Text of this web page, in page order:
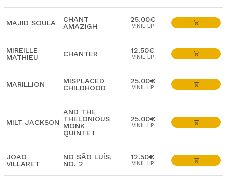
MAJID SOULA
CHANT
AMAZIGH
25.00€
VINIL LP
MIREILLE
MATHIEU
CHANTER 12.50€
VINIL LP
MARILLION
MISPLACED
CHILDHOOD
25.00€
VINIL LP
MILT JACKSON
AND THE
THELONIOUS
MONK
QUINTET
25.00€
VINIL LP
JOAO
VILLARET
NO SÃO LUÍS,
NO. 2
12.50€
VINIL LP